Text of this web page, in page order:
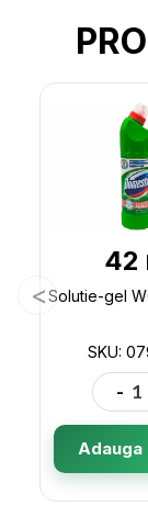
42
SKU:
-
Adauga